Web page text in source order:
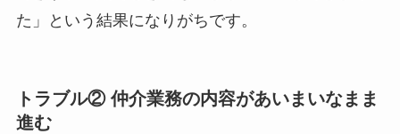
た」という結果になりがちです。
トラブル② 仲介業務の内容があいまいなまま
進む